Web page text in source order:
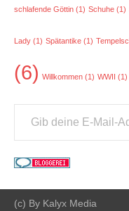
schlafende Göttin (1) Schuhe (1)
Lady (1) Spätantike (1)
(6) Willkommen (1) WWII (1)
Gib deine E-Mail-Adresse ein ...
(c) By Kalyx Media